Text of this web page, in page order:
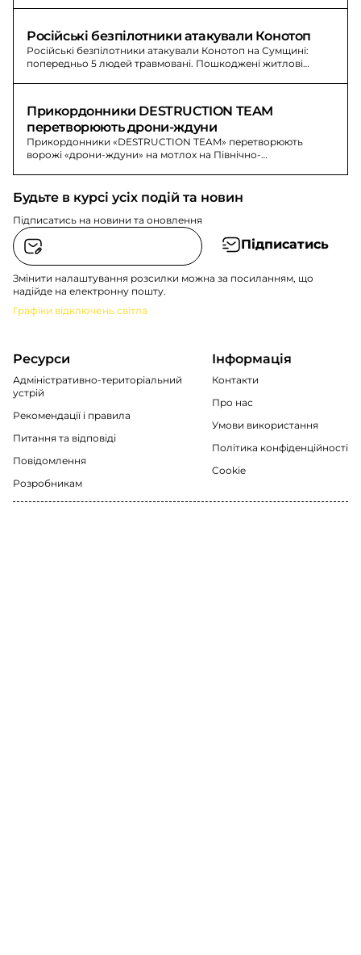
Російські безпілотники атакували Конотоп
Російські безпілотники атакували Конотоп на Сумщині:
попередньо 5 людей травмовані. Пошкоджені житлові
Прикордонники DESTRUCTION TEAM
перетворюють дрони-ждуни
Прикордонники «DESTRUCTION TEAM» перетворюють
ворожі «дрони-ждуни» на мотлох на Північно-
Будьте в курсі усіх подій та новин
Підписатись на новини та оновлення
Підписатись
Змінити налаштування розсилки можна за посиланням, що
надійде на електронну пошту.
Графіки відключень світла
Ресурси
Адміністративно-територіальний
устрій
Рекомендації i правила
Питання та відповіді
Повідомлення
Розробникам
Інформація
Контакти
Про нас
Умови використання
Політика конфіденційності
Cookie